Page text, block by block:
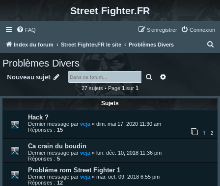
Street Fighter.FR
FAQ Connexion
S’enregistrer
Index du forum Street Fighter.FR le site Problèmes Divers
e
Problèmes Divers
Nouveau sujet Rechercher
27 sujets • Page 1 sur 1
Sujets
Hack ?
Dernier message par veja « dim. mai 17, 2020 11:30 am
Réponses : 15 1 2
Ca crain du boudin
Dernier message par veja « lun. déc. 10, 2018 11:36 pm
Réponses : 5
Probléme rom Street Fighter 1
Dernier message par veja « mar. oct. 09, 2018 6:55 pm
Réponses : 12